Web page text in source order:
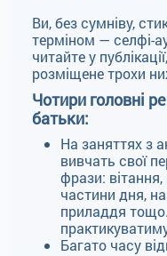
Ви, без сумніву,
терміном — селфі-
читайте у
розміщене трохи
Чотири головні
батьки:
На заняттях з
вивчать свої
фрази:
частини дня,
приладдя
Багато часу